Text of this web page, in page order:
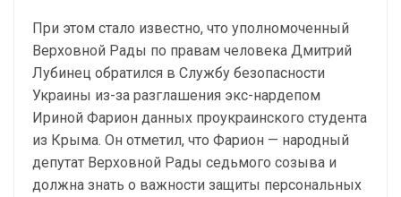
При этом стало известно, что уполномоченный
Верховной Рады по правам человека Дмитрий
Лубинец обратился в Службу безопасности
Украины из-за разглашения экс-нардепом
Ириной Фарион данных проукраинского студента
из Крыма. Он отметил, что Фарион — народный
депутат Верховной Рады седьмого созыва и
должна знать о важности защиты персональных